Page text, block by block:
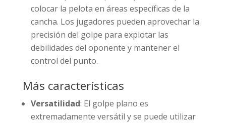
colocar la pelota en áreas específicas de la
cancha. Los jugadores pueden aprovechar la
precisión del golpe para explotar las
debilidades del oponente y mantener el
control del punto.
Más características
Versatilidad: El golpe plano es
extremadamente versátil y se puede utilizar